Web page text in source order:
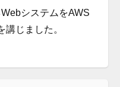
システムをAWS
じました。